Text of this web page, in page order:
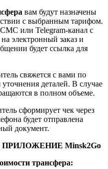
вам будут назначены
с выбранным тарифом.
или Telegram-канал с
электронный заказ и
будет ссылка для
свяжется с вами по
деталей. В случае
в полном объеме.
сформирует чек через
будет отправлена
документ.
Minsk2Go
трансфера: